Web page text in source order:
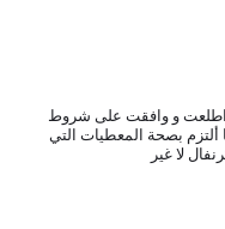
اطلعت و وافقت على شروط
ألتزم بصحة المعطيات التي
لا غير